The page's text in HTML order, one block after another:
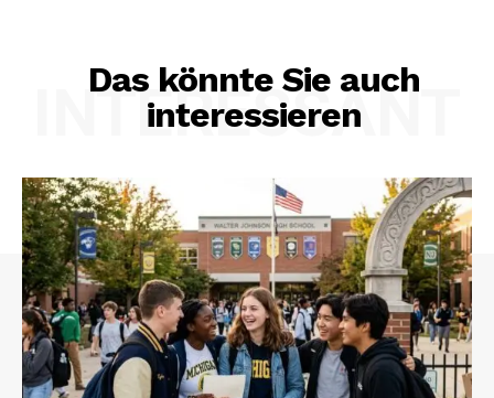
Das könnte Sie auch
interessieren
INTERESSANT